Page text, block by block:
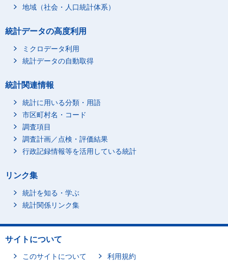
地域（社会・人口統計体系）
統計データの高度利用
ミクロデータ利用
統計データの自動取得
統計関連情報
統計に用いる分類・用語
市区町村名・コード
調査項目
調査計画／点検・評価結果
行政記録情報等を活用している統計
リンク集
統計を知る・学ぶ
統計関係リンク集
サイトについて
このサイトについて
利用規約